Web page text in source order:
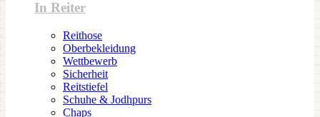
In Reiter
Reithose
Oberbekleidung
Wettbewerb
Sicherheit
Reitstiefel
Schuhe & Jodhpurs
Chaps